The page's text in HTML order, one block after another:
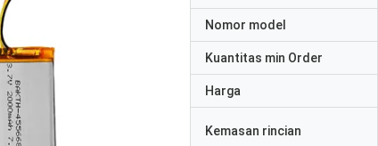
Nomor model
Kuantitas min Order
Harga
Kemasan rincian